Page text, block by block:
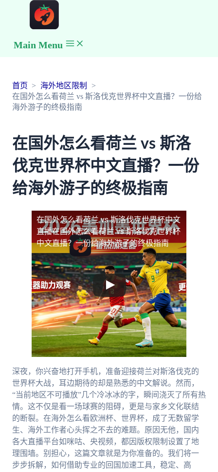
Main Menu
首页
海外地区限制
在国外怎么看荷兰 vs 斯洛伐克世界杯中文直播？一份给
海外游子的终极指南
在国外怎么看荷兰 vs 斯洛
伐克世界杯中文直播？一份
给海外游子的终极指南
在国外怎么看荷兰 vs 斯洛伐克世界杯中文
直播在国外怎么看荷兰 vs 斯洛伐克世界杯
中文直播？一份给海外游子的终极指南
深夜，你兴奋地打开手机，准备迎接荷兰对斯洛伐克的
世界杯大战，耳边期待的却是熟悉的中文解说。然而，
“当前地区不可播放”几个冷冰冰的字，瞬间浇灭了所有热
情。这不仅是看一场球赛的阻碍，更是与家乡文化联结
的断裂。在海外怎么看欧洲杯、世界杯，成了无数留学
生、海外工作者心头挥之不去的难题。原因无他，国内
各大直播平台如咪咕、央视频，都因版权限制设置了地
理围墙。别担心，这篇文章就是为你准备的。我们将一
步步拆解，如何借助专业的回国加速工具，稳定、高